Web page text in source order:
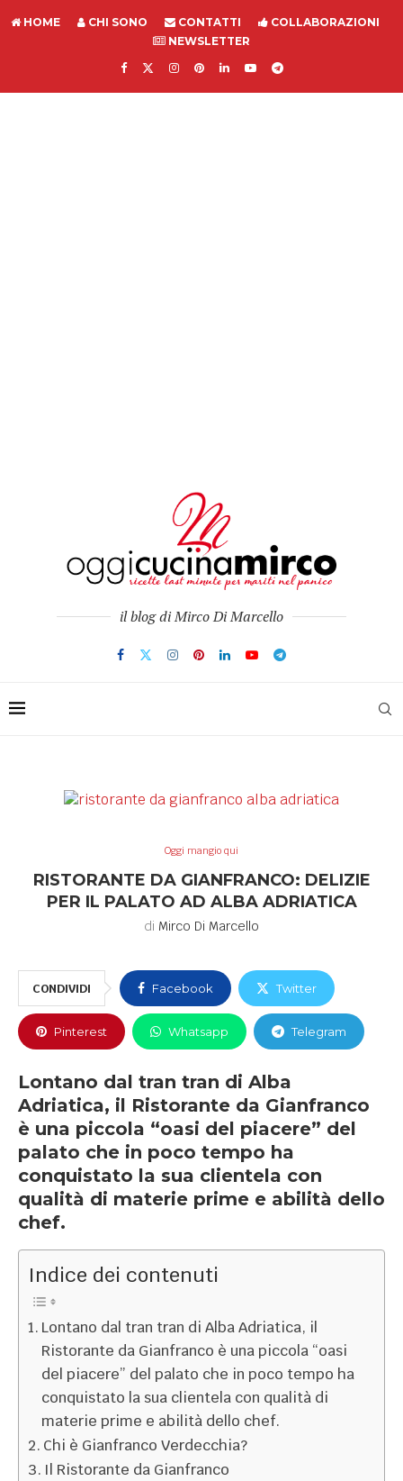
HOME CHI SONO CONTATTI
COLLABORAZIONI
NEWSLETTER
il blog di Mirco Di Marcello
Oggi mangio qui
RISTORANTE DA GIANFRANCO: DELIZIE
PER IL PALATO AD ALBA ADRIATICA
di Mirco Di Marcello
CONDIVIDI Facebook Twitter
Pinterest Whatsapp Telegram
Lontano dal tran tran di Alba
Adriatica, il Ristorante da Gianfranco
è una piccola “oasi del piacere” del
palato che in poco tempo ha
conquistato la sua clientela con
qualità di materie prime e abilità dello
chef.
Indice dei contenuti
Lontano dal tran tran di Alba Adriatica, il
Ristorante da Gianfranco è una piccola “oasi
del piacere” del palato che in poco tempo ha
conquistato la sua clientela con qualità di
materie prime e abilità dello chef.
Chi è Gianfranco Verdecchia?
Il Ristorante da Gianfranco